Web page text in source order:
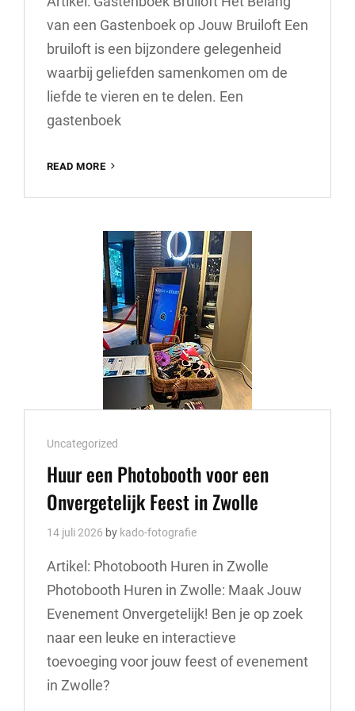
van een Gastenboek op Jouw Bruiloft Een
bruiloft is een bijzondere gelegenheid
waarbij geliefden samenkomen om de
liefde te vieren en te delen. Een
gastenboek
READ MORE
HET
OP
JOUW
BRUILOFT
Cat
Links
Uncategorized
Huur een Photobooth voor een
Onvergetelijk Feest in Zwolle
14 juli 2026 by kado-fotografie
Artikel: Photobooth Huren in Zwolle
Photobooth Huren in Zwolle: Maak Jouw
Evenement Onvergetelijk! Ben je op zoek
naar een leuke en interactieve
toevoeging voor jouw feest of evenement
in Zwolle?